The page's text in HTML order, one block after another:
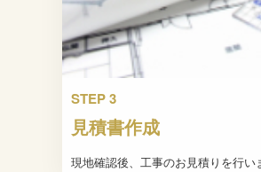
STEP 3
見積書作成
現地確認後、工事のお見積りを行い